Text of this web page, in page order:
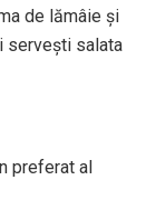
de lămâie și
servești salata
preferat al